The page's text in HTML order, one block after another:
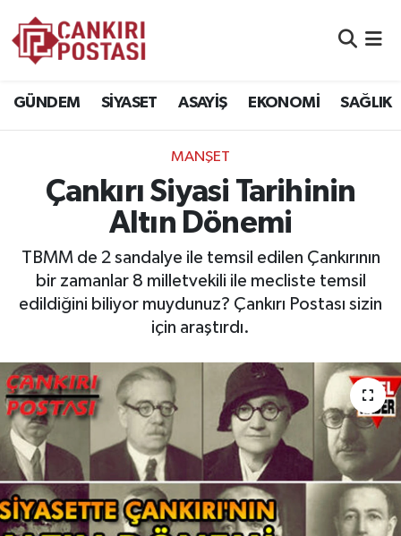
GÜNDEM SİYASET ASAYİŞ EKONOMİ SAĞLIK
MANŞET
Çankırı Siyasi Tarihinin
Altın Dönemi
TBMM de 2 sandalye ile temsil edilen Çankırının
bir zamanlar 8 milletvekili ile mecliste temsil
edildiğini biliyor muydunuz? Çankırı Postası sizin
için araştırdı.
EKONOMİ
SAĞLIK
SPOR
YAŞAM
ÇEVRE
İLÇELER
RESMİ İLANLAR
Trafik Durumu
Süper Lig Puan Durumu ve Fikstür
Tüm Manşetler
Haber Arşivi